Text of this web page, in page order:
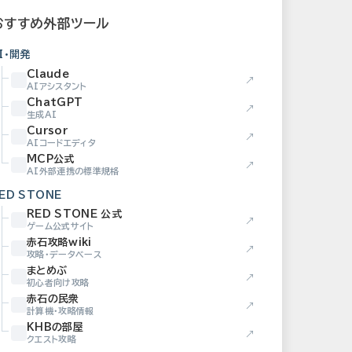
すすめ外部ツール
開発
Claude
AIアシスタント
↗
ChatGPT
生成AI
↗
Cursor
AIコードエディタ
↗
MCP公式
AI外部連携の標準規格
↗
STONE
RED STONE 公式
ゲーム公式サイト
↗
赤石攻略wiki
攻略・データベース
↗
まとめぶ
初心者向け攻略
↗
赤石の民衆
計算機・攻略情報
↗
KHBの部屋
クエスト攻略
↗